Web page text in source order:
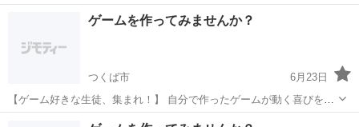
ど、様々なプログラミング言語が学べます。 こんなお悩みはありませ
んか？ 学校の情報分野の授業だけでは不安 プログラミング...
プログラミング オンライン
ゲームを作ってみませんか？
つくば市
6月23日
【ゲーム好きな生徒、集まれ！】 自分で作ったゲームが動く喜びを体
験しよう。 ゲーム制作コースの内容 Scratchという初心者向けプログつくば市 プログラミング